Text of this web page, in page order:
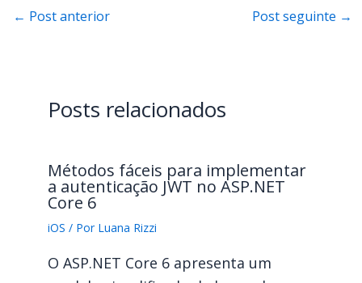
← Post anterior Post seguinte →
Posts relacionados
Métodos fáceis para implementar
a autenticação JWT no ASP.NET
Core 6
iOS / Por Luana Rizzi
O ASP.NET Core 6 apresenta um